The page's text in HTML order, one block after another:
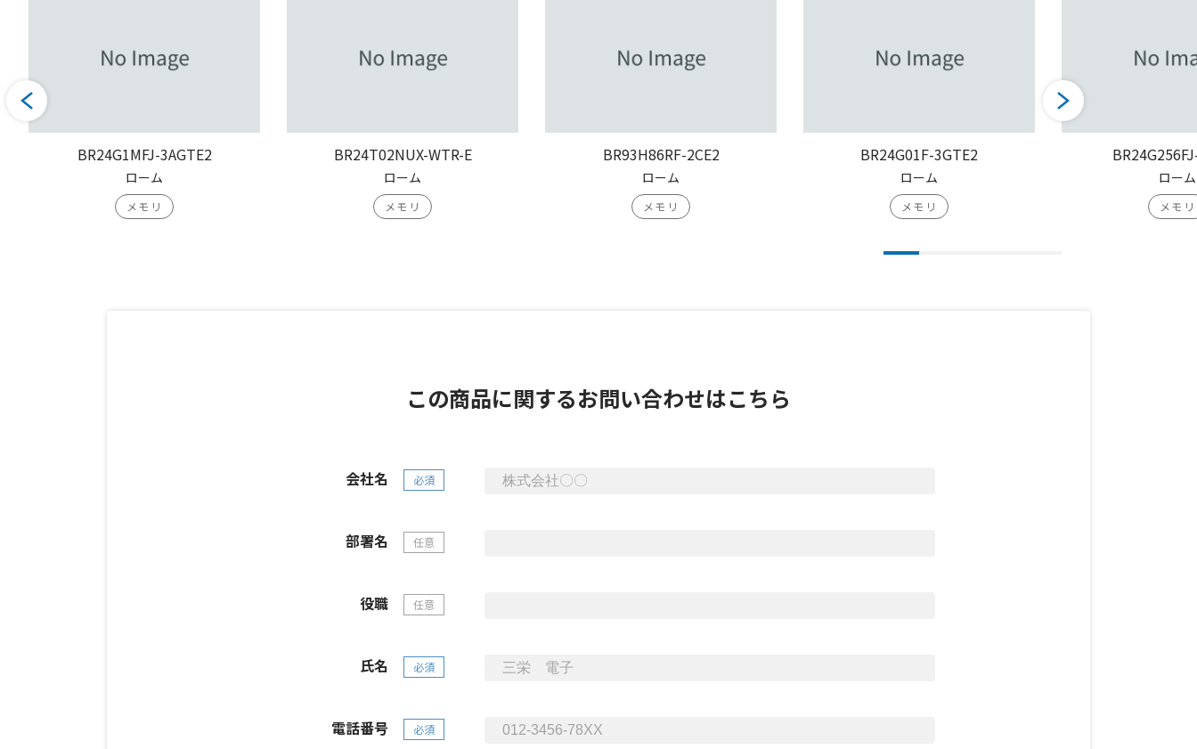
BR24G1MFJ-3AGTE2
ローム
メモリ
BR24T02NUX-WTR-E
ローム
メモリ
BR93H86RF-2CE2
ローム
メモリ
BR24G01F-3GTE2
ローム
メモリ
ローム
メモリ
この商品に関するお問い合わせはこちら
会社名 必須
部署名 任意
役職 任意
氏名 必須
電話番号 必須